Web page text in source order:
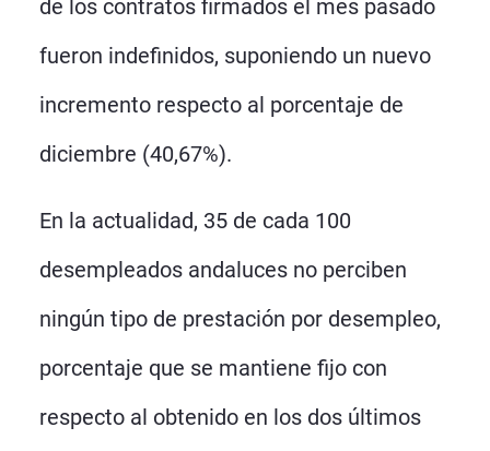
de los contratos firmados el mes pasado
fueron indefinidos, suponiendo un nuevo
incremento respecto al porcentaje de
diciembre (40,67%).
En la actualidad, 35 de cada 100
desempleados andaluces no perciben
ningún tipo de prestación por desempleo,
porcentaje que se mantiene fijo con
respecto al obtenido en los dos últimos